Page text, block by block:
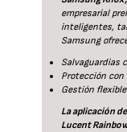
empresarial
inteligentes,
Samsung
Salvaguardias
Protección con
Gestión
La aplicación
Lucent